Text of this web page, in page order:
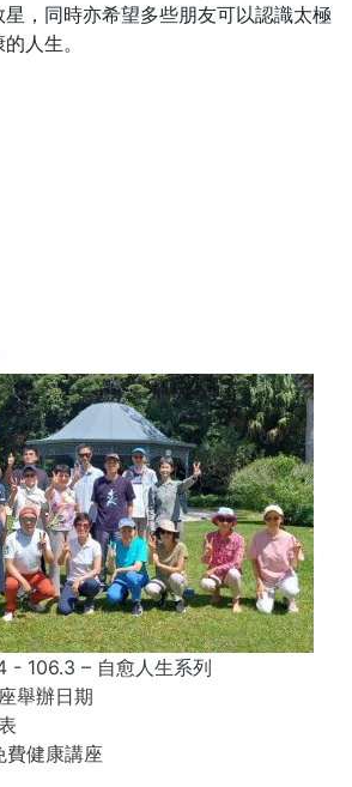
，同時亦希望多些朋友可以認識太極
人生。
- 106.3 – 自愈人生系列
舉辦日期
健康講座